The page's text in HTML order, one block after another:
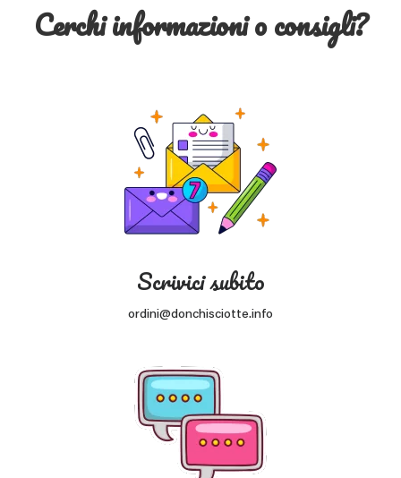
Cerchi informazioni o consigli?
Scrivici subito
ordini@donchisciotte.info